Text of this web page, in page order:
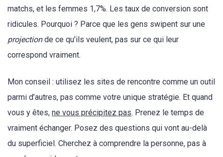
matchs, et les femmes 1,7%. Les taux de conversion sont
ridicules. Pourquoi ? Parce que les gens swipent sur une
projectionde ce qu’ils veulent, pas sur ce qui leur
correspond vraiment.
Mon conseil : utilisez les sites de rencontre comme un outil
parmi d’autres, pas comme votre unique stratégie. Et quand
vous y êtes, ne vous précipitez pas. Prenez le temps de
vraiment échanger. Posez des questions qui vont au-delà
du superficiel. Cherchez à comprendre la personne, pas à